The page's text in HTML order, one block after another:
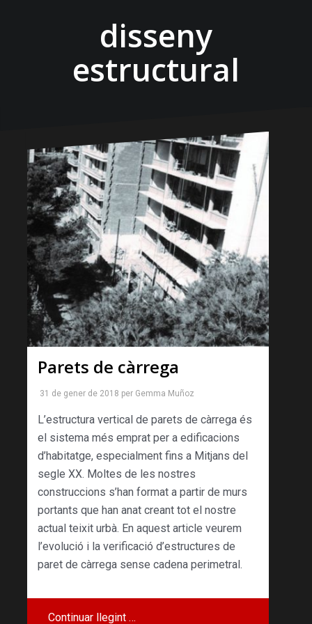
disseny
estructural
Parets de càrrega
31 de gener de 2018 per Gemma Muñoz
L’estructura vertical de parets de càrrega és
el sistema més emprat per a edificacions
d’habitatge, especialment fins a Mitjans del
segle XX. Moltes de les nostres
construccions s’han format a partir de murs
portants que han anat creant tot el nostre
actual teixit urbà. En aquest article veurem
l’evolució i la verificació d’estructures de
paret de càrrega sense cadena perimetral.
Continuar llegint …